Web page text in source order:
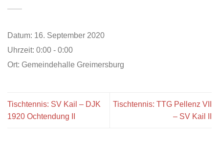
Datum: 16. September 2020
Uhrzeit: 0:00 - 0:00
Ort: Gemeindehalle Greimersburg
Tischtennis: SV Kail – DJK
1920 Ochtendung II
Tischtennis: TTG Pellenz VII
– SV Kail II